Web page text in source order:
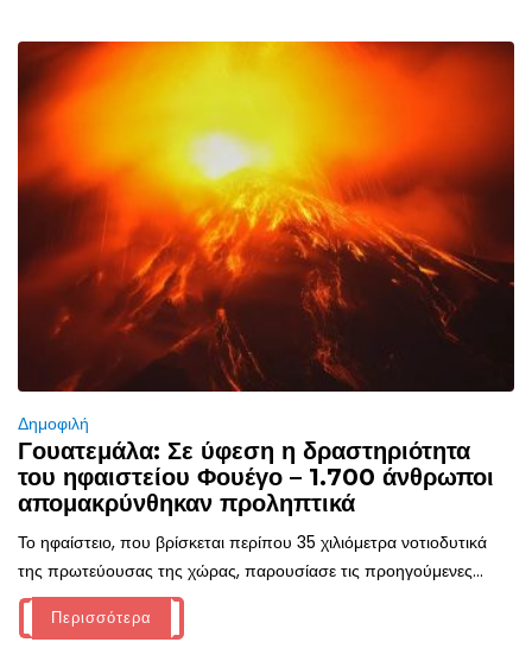
Δημοφιλή
Γουατεμάλα: Σε ύφεση η δραστηριότητα
του ηφαιστείου Φουέγο – 1.700 άνθρωποι
απομακρύνθηκαν προληπτικά
Το ηφαίστειο, που βρίσκεται περίπου 35 χιλιόμετρα νοτιοδυτικά
της πρωτεύουσας της χώρας, παρουσίασε τις προηγούμενες...
Περισσότερα